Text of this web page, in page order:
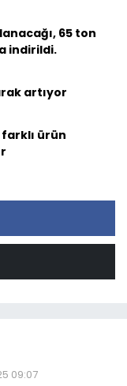
65 ton
indirildi.
artıyor
ürün
09:07